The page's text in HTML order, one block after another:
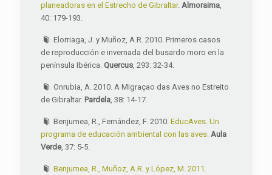
planeadoras en el Estrecho de Gibraltar. Almoraima,
40: 179-193.
Elorriaga, J. y Muñoz, A.R. 2010. Primeros casos
de reproducción e invernada del busardo moro en la
península Ibérica. Quercus, 293: 32-34.
Onrubia, A. 2010. A Migraçao das Aves no Estreito
de Gibraltar. Pardela, 38: 14-17.
Benjumea, R., Fernández, F. 2010.EducAves. Un
programa de educación ambiental con las aves. Aula
Verde, 37: 5-5.
Benjumea, R., Muñoz, A.R. y López, M. 2011.